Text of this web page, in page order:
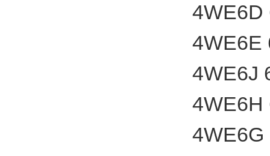
4WE6D
4WE6E
4WE6J
4WE6H
4WE6G